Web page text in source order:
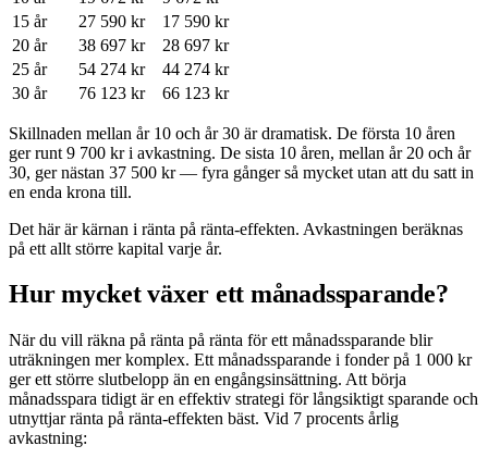
15 år
27 590 kr
17 590 kr
20 år
38 697 kr
28 697 kr
25 år
54 274 kr
44 274 kr
30 år
76 123 kr 66 123 kr
Skillnaden mellan år 10 och år 30 är dramatisk. De första 10 åren
ger runt 9 700 kr i avkastning. De sista 10 åren, mellan år 20 och år
30, ger nästan 37 500 kr — fyra gånger så mycket utan att du satt in
en enda krona till.
Det här är kärnan i ränta på ränta-effekten. Avkastningen beräknas
på ett allt större kapital varje år.
Hur mycket växer ett månadssparande?
När du vill räkna på ränta på ränta för ett månadssparande blir
uträkningen mer komplex. Ett månadssparande i fonder på 1 000 kr
ger ett större slutbelopp än en engångsinsättning. Att börja
månadsspara tidigt är en effektiv strategi för långsiktigt sparande och
utnyttjar ränta på ränta-effekten bäst. Vid 7 procents årlig
avkastning: